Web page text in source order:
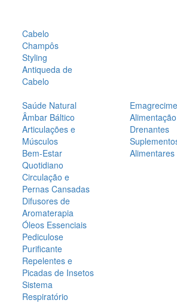
Cabelo
Champôs
Styling
Antiqueda de
Cabelo
Saúde Natural
Âmbar Báltico
Articulações e
Músculos
Bem-Estar
Quotidiano
Circulação e
Pernas Cansadas
Difusores de
Aromaterapia
Óleos Essenciais
Pediculose
Purificante
Repelentes e
Picadas de Insetos
Sistema
Respiratório
Alimentação
Drenantes
Alimentares